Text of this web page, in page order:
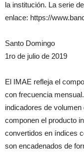
la institución. La serie
enlace: https://
Santo Domingo
1ro de julio de 2019
El IMAE refleja el
con frecuencia
indicadores de
componen el producto
convertidos en índices
son encadenados de